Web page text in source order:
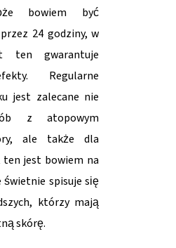
bowiem być
24 godziny, w
ten gwarantuje
Regularne
jest zalecane nie
z atopowym
ale także dla
ten jest bowiem na
spisuje się
którzy mają
skórę.